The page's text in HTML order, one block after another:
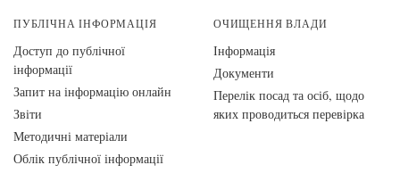
ПУБЛІЧНА ІНФОРМАЦІЯ
Доступ до публічної
інформації
Запит на інформацію онлайн
Звіти
Методичні матеріали
Облік публічної інформації
ОЧИЩЕННЯ ВЛАДИ
Інформація
Документи
Перелік посад та осіб, щодо
яких проводиться перевірка